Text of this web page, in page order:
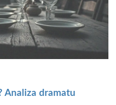
Analiza dramatu